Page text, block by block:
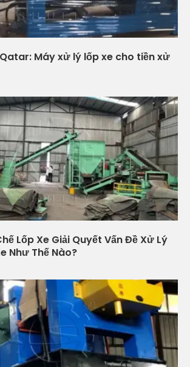
Máy xử lý lốp xe cho tiền xử
Lốp Xe Giải Quyết Vấn Đề Xử Lý
Như Thế Nào?